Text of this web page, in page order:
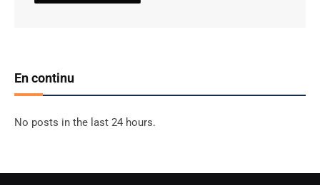
En continu
No posts in the last 24 hours.